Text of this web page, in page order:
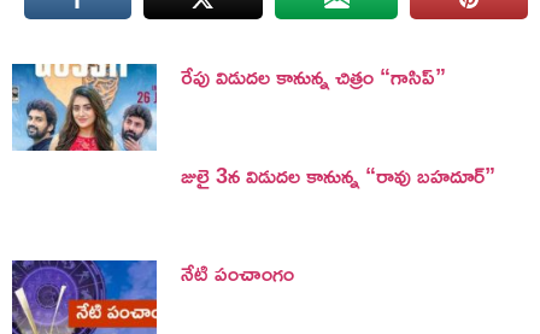
రేపు విడుదల కానున్న చిత్రం “గాసిప్”
జులై 3న విడుదల కానున్న “రావు బహదూర్”
నేటి పంచాంగం